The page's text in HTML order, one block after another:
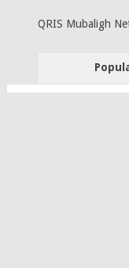
QRIS Mubaligh